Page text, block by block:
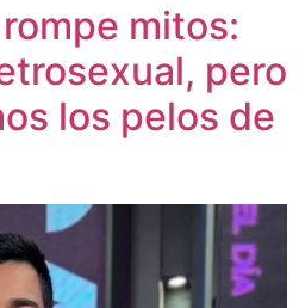
mitos:
pero
los pelos de